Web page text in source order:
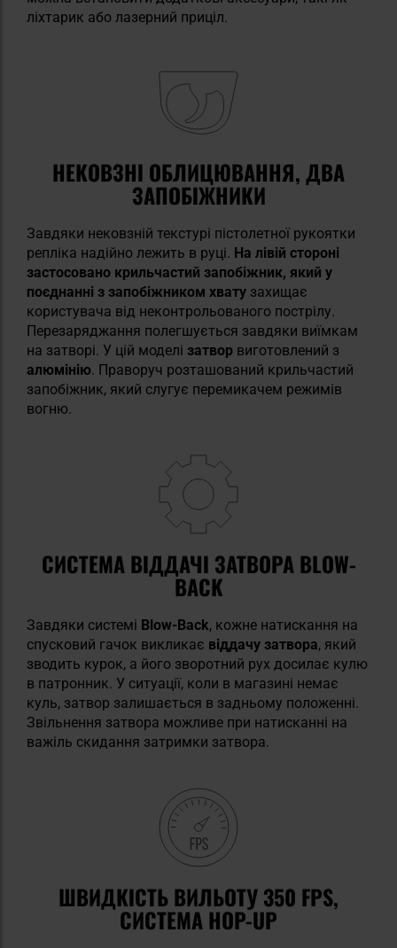
ліхтарик або лазерний приціл.
НЕКОВЗНІ ОБЛИЦЮВАННЯ, ДВА
ЗАПОБІЖНИКИ
Завдяки нековзній текстурі пістолетної рукоятки
репліка надійно лежить в руці. На лівій стороні
застосовано крильчастий запобіжник, який у
поєднанні з запобіжником хвату захищає
користувача від неконтрольованого пострілу.
Перезаряджання полегшується завдяки виїмкам
на затворі. У цій моделі затвор виготовлений з
алюмінію. Праворуч розташований крильчастий
запобіжник, який слугує перемикачем режимів
вогню.
СИСТЕМА ВІДДАЧІ ЗАТВОРА BLOW-
BACK
Завдяки системі Blow-Back, кожне натискання на
спусковий гачок викликає віддачу затвора, який
зводить курок, а його зворотний рух досилає кулю
в патронник. У ситуації, коли в магазині немає
куль, затвор залишається в задньому положенні.
Звільнення затвора можливе при натисканні на
важіль скидання затримки затвора.
ШВИДКІСТЬ ВИЛЬОТУ 350 FPS,
СИСТЕМА HOP-UP